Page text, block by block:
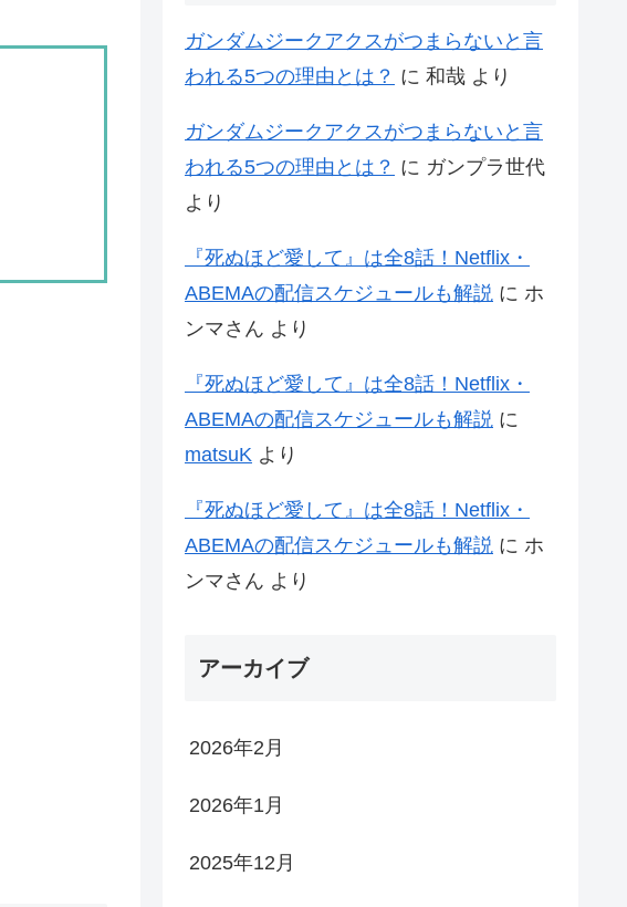
ガンダムジークアクスがつまらないと言
われる5つの理由とは？ に 和哉 より
ガンダムジークアクスがつまらないと言
われる5つの理由とは？ に ガンプラ世代
より
『死ぬほど愛して』は全8話！Netflix・
ABEMAの配信スケジュールも解説 に ホ
ンマさん より
『死ぬほど愛して』は全8話！Netflix・
ABEMAの配信スケジュールも解説 に
matsuK より
『死ぬほど愛して』は全8話！Netflix・
ABEMAの配信スケジュールも解説 に ホ
ンマさん より
アーカイブ
2026年2月
2026年1月
2025年12月